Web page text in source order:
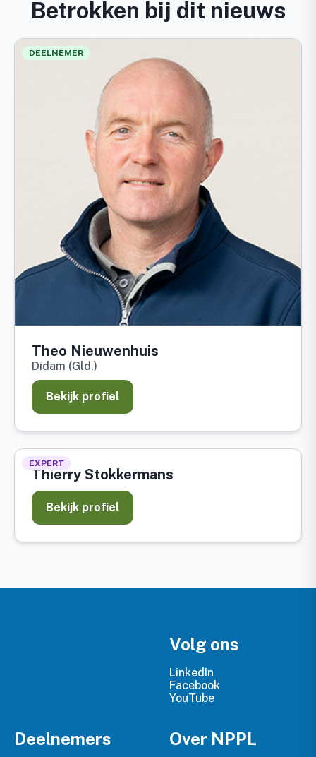
Betrokken bij dit nieuws
DEELNEMER
Theo Nieuwenhuis
Didam (Gld.)
Bekijk profiel
EXPERT
Thierry Stokkermans
Bekijk profiel
Volg ons
LinkedIn
Facebook
YouTube
Deelnemers Over NPPL